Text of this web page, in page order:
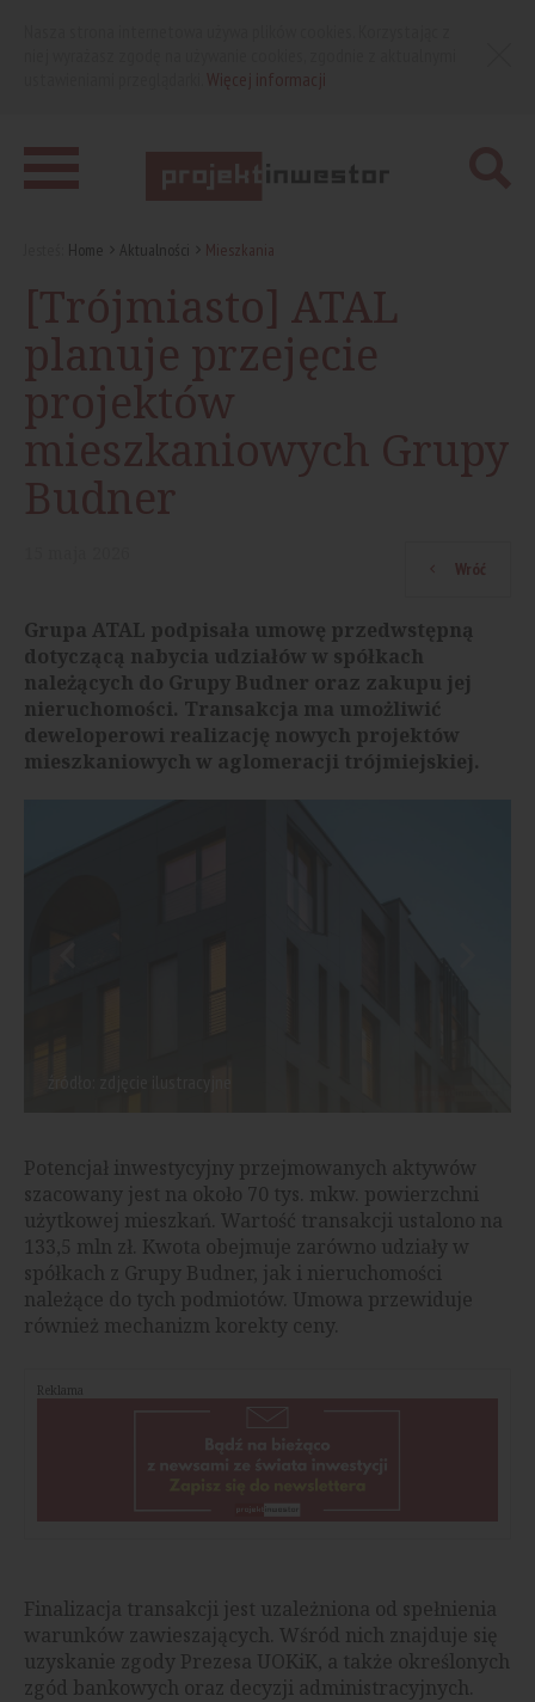
Home Aktualności Mieszkania
[Trójmiasto] ATAL
planuje przejęcie
projektów
mieszkaniowych Grupy
Budner
Wróć
Grupa ATAL podpisała umowę przedwstępną
dotyczącą nabycia udziałów w spółkach
należących do Grupy Budner oraz zakupu jej
nieruchomości. Transakcja ma umożliwić
deweloperowi realizację nowych projektów
mieszkaniowych w aglomeracji trójmiejskiej.
Potencjał inwestycyjny przejmowanych aktywów
szacowany jest na około 70 tys. mkw. powierzchni
użytkowej mieszkań. Wartość transakcji ustalono na
133,5 mln zł. Kwota obejmuje zarówno udziały w
spółkach z Grupy Budner, jak i nieruchomości
należące do tych podmiotów. Umowa przewiduje
również mechanizm korekty ceny.
Reklama
Finalizacja transakcji jest uzależniona od spełnienia
warunków zawieszających. Wśród nich znajduje się
uzyskanie zgody Prezesa UOKiK, a także określonych
zgód bankowych oraz decyzji administracyjnych.